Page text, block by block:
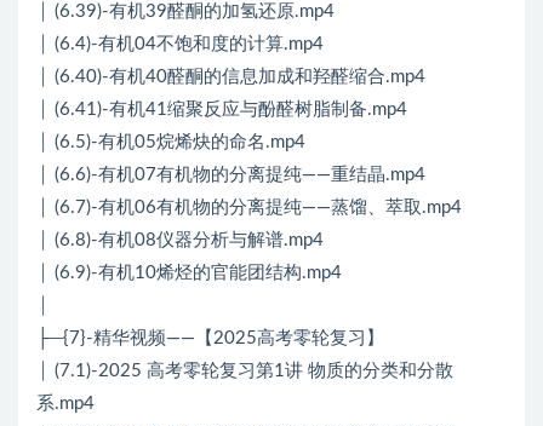
│ (6.39)-有机39醛酮的加氢还原.mp4
│ (6.4)-有机04不饱和度的计算.mp4
│ (6.40)-有机40醛酮的信息加成和羟醛缩合.mp4
│ (6.41)-有机41缩聚反应与酚醛树脂制备.mp4
│ (6.5)-有机05烷烯炔的命名.mp4
│ (6.6)-有机07有机物的分离提纯——重结晶.mp4
│ (6.7)-有机06有机物的分离提纯——蒸馏、萃取.mp4
│ (6.8)-有机08仪器分析与解谱.mp4
│ (6.9)-有机10烯烃的官能团结构.mp4
├─{7}-精华视频——【2025高考零轮复习】
│ (7.1)-2025 高考零轮复习第1讲 物质的分类和分散
系.mp4